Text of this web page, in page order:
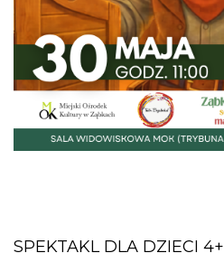
SPEKTAKL DLA DZIECI 4+